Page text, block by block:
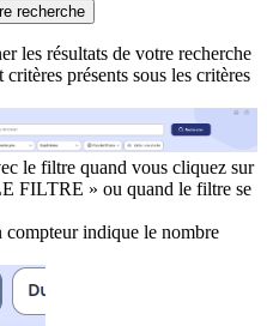
recherche
les résultats de votre recherche
présents sous les critères
le filtre quand vous cliquez sur
FILTRE » ou quand le filtre se
compteur indique le nombre